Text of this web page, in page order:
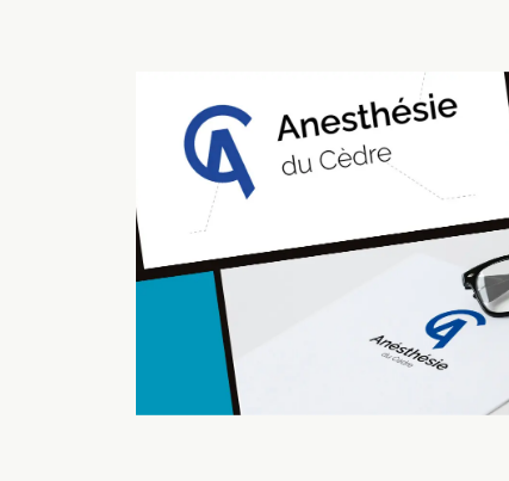
Identité visuelle des
anesthésistes de la
Branding